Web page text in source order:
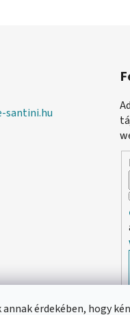
érdekében, hogy
santini.hu